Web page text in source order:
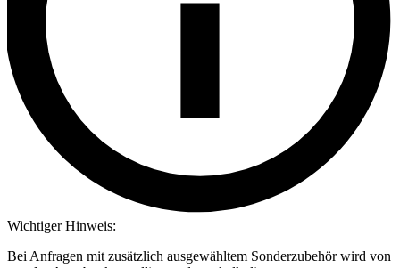
Wichtiger Hinweis:
Bei Anfragen mit zusätzlich ausgewähltem Sonderzubehör wird von